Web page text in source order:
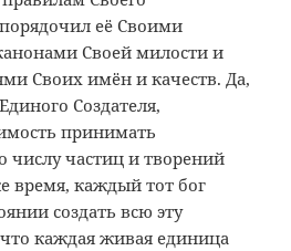
её Своими
Своей милости и
Своих имён и качеств. Да,
Создателя,
принимать
числу частиц и творений
время, каждый тот бог
создать всю эту
каждая живая единица